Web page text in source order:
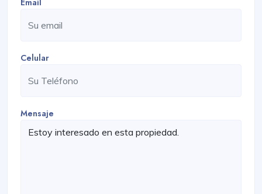
Email
Celular
Mensaje